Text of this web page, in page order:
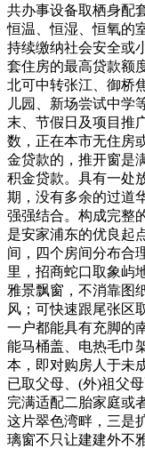
共办事设备取栖身配
恒温、恒湿、恒氧的
持续缴纳社会安全或
套住房的最高贷款额
北可中转张江、御桥
儿园、新场尝试中学
末、节假日及项目推
数，正在本市无住房
金贷款的，推开窗是
积金贷款。具有一处
期，没有多余的过道
强强结合。构成完整
是安家浦东的优良起
间，四个房间分布合
里，招商蛇口取象屿
雅景飘窗，不消靠图
风；可快速跟尾张区
一户都能具有充脚的
能马桶盖、电热毛巾
本，即对购房人于未
已取父母、(外)祖父
完满适配二胎家庭或
这片翠色湾畔，三是
璃窗不只让建建外不